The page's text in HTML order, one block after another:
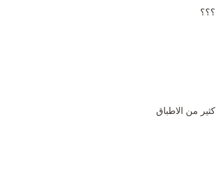
؟؟؟
من الاطباق